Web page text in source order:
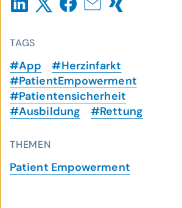
TAGS
#App
#Herzinfarkt
#PatientEmpowerment
#Patientensicherheit
#Ausbildung
#Rettung
THEMEN
Patient Empowerment